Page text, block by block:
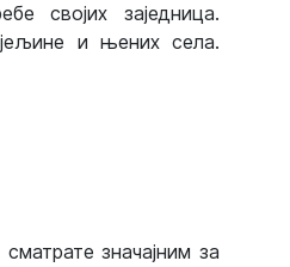
својих заједница.
и њених села.
значајним за